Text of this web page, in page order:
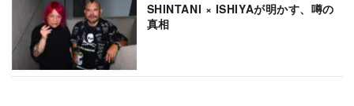
SHINTANI × ISHIYAが明かす、噂の
真相